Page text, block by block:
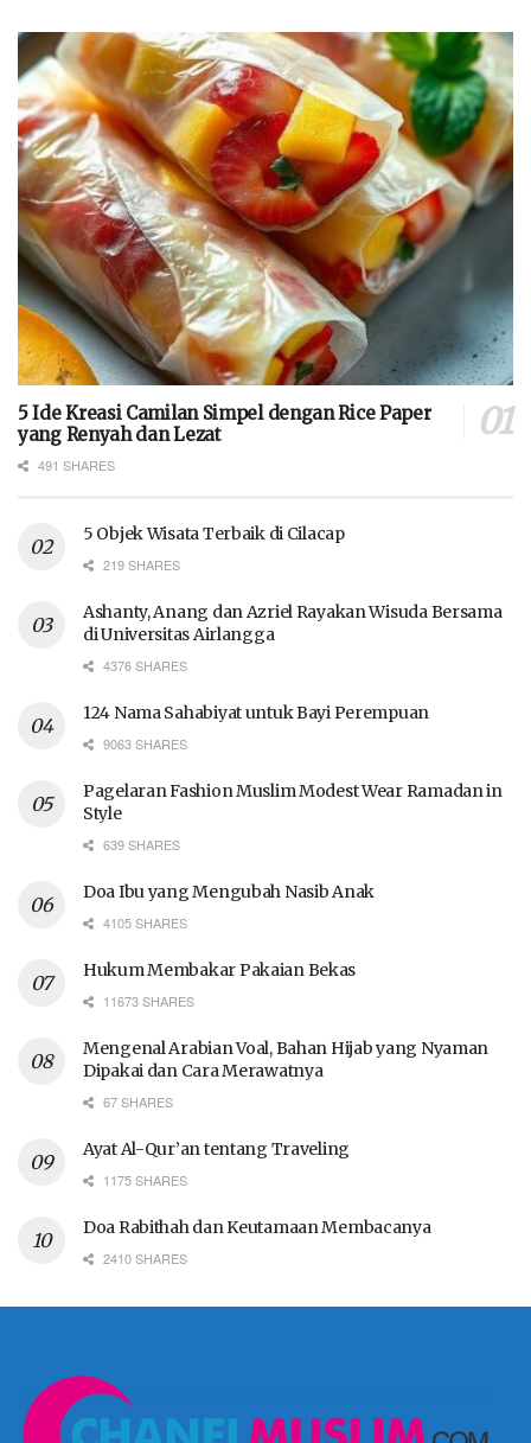
5 Ide Kreasi Camilan Simpel dengan Rice Paper
yang Renyah dan Lezat
491 SHARES
5 Objek Wisata Terbaik di Cilacap
219 SHARES
Ashanty, Anang dan Azriel Rayakan Wisuda Bersama
di Universitas Airlangga
4376 SHARES
124 Nama Sahabiyat untuk Bayi Perempuan
9063 SHARES
Pagelaran Fashion Muslim Modest Wear Ramadan in
Style
639 SHARES
Doa Ibu yang Mengubah Nasib Anak
4105 SHARES
Hukum Membakar Pakaian Bekas
11673 SHARES
Mengenal Arabian Voal, Bahan Hijab yang Nyaman
Dipakai dan Cara Merawatnya
67 SHARES
Ayat Al-Qur’an tentang Traveling
1175 SHARES
Doa Rabithah dan Keutamaan Membacanya
2410 SHARES